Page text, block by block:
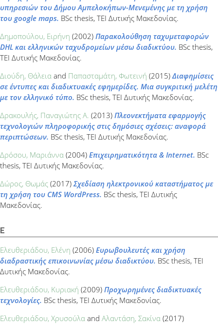
υπηρεσιών του Δήμου Αμπελοκήπων-Μενεμένης με τη χρήση
του google maps. BSc thesis, ΤΕΙ Δυτικής Μακεδονίας.
Δημοπούλου, Ειρήνη (2002) Παρακολούθηση ταχυμεταφορών
DHL και ελληνικών ταχυδρομείων μέσω διαδικτύου. BSc thesis,
ΤΕΙ Δυτικής Μακεδονίας.
Διούδη, Θάλεια and Παπασταμάτη, Φωτεινή (2015) Διαφημίσεις
σε έντυπες και διαδικτυακές εφημερίδες. Μια συγκριτική μελέτη
με τον ελληνικό τύπο. BSc thesis, ΤΕΙ Δυτικής Μακεδονίας.
Δρακουλής, Παναγιώτης Α. (2013) Πλεονεκτήματα εφαρμογής
τεχνολογιών πληροφορικής στις δημόσιες σχέσεις: αναφορά
περιπτώσεων. BSc thesis, ΤΕΙ Δυτικής Μακεδονίας.
Δρόσου, Μαριάννα (2004) Επιχειρηματικότητα & Internet. BSc
thesis, ΤΕΙ Δυτικής Μακεδονίας.
Δώρος, Θωμάς (2017) Σχεδίαση ηλεκτρονικού καταστήματος με
τη χρήση του CMS WordPress. BSc thesis, ΤΕΙ Δυτικής
Μακεδονίας.
Ε
Ελευθεριάδου, Ελένη (2006) Ευρωβουλευτές και χρήση
διαδραστικής επικοινωνίας μέσω διαδικτύου. BSc thesis, ΤΕΙ
Δυτικής Μακεδονίας.
Ελευθεριάδου, Κυριακή (2009) Προχωρημένες διαδικτυακές
τεχνολογίες. BSc thesis, ΤΕΙ Δυτικής Μακεδονίας.
Ελευθεριάδου, Χρυσούλα and Αλαντάση, Σακίνα (2017)